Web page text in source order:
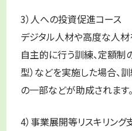
3）人への投資促進コース
デジタル人材や高度な人
自主的に行う訓練、定額制
型）などを実施した場合、
の一部などが助成されます。
4）事業展開等リスキリング